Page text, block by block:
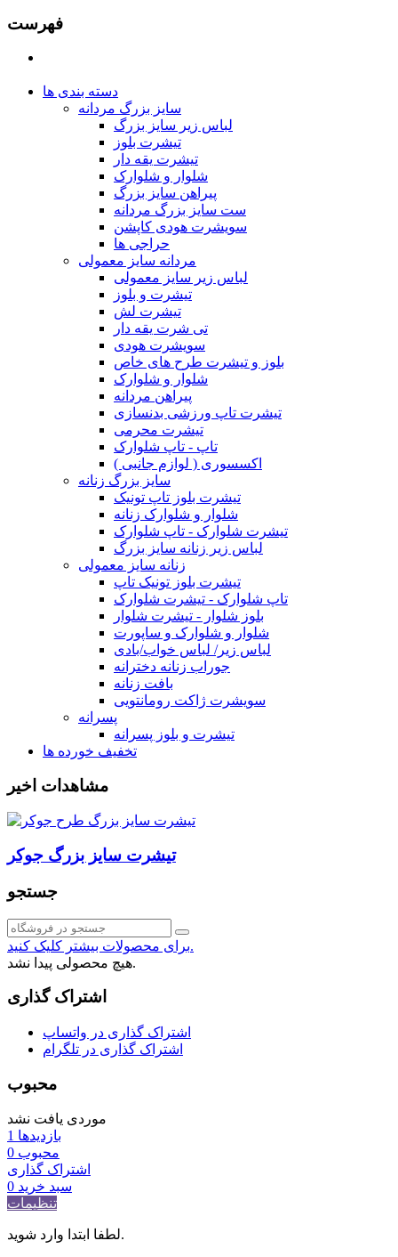
فهرست
دسته بندی ها
سایز بزرگ مردانه
لباس زیر سایز بزرگ
تیشرت بلوز
تیشرت یقه دار
شلوار و شلوارک
پیراهن سایز بزرگ
ست سایز بزرگ مردانه
سویشرت هودی کاپشن
حراجی ها
مردانه سایز معمولی
لباس زیر سایز معمولی
تیشرت و بلوز
تیشرت لش
تی شرت یقه دار
سویشرت هودی
بلوز و تیشرت طرح های خاص
شلوار و شلوارک
پیراهن مردانه
تیشرت تاپ ورزشی بدنسازی
تیشرت محرمی
تاپ - تاپ شلوارک
اکسسوری ( لوازم جانبی )
سایز بزرگ زنانه
تیشرت بلوز تاپ تونیک
شلوار و شلوارک زنانه
تیشرت شلوارک - تاپ شلوارک
لباس زیر زنانه سایز بزرگ
زنانه سایز معمولی
تیشرت بلوز تونیک تاپ
تاپ شلوارک - تیشرت شلوارک
بلوز شلوار - تیشرت شلوار
شلوار و شلوارک و ساپورت
لباس زیر/ لباس خواب/بادی
جوراب زنانه دخترانه
بافت زنانه
سویشرت ژاکت رومانتویی
پسرانه
تیشرت و بلوز پسرانه
تخفیف خورده ها
مشاهدات اخیر
تیشرت سایز بزرگ جوکر
جستجو
برای محصولات بیشتر کلیک کنید.
هیچ محصولی پیدا نشد.
اشتراک گذاری
اشتراک گذاری در واتساپ
اشتراک گذاری در تلگرام
محبوب
موردی یافت نشد
بازدیدها 1
محبوب 0
اشتراک گذاری
سبد خرید 0
تنظیمات
لطفا ابتدا وارد شوید.